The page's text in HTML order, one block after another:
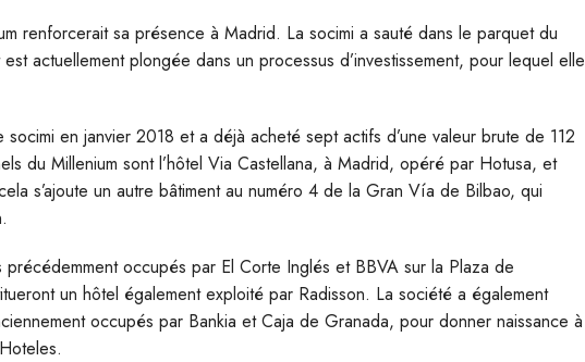
renforcerait sa présence à Madrid. La socimi a sauté dans le parquet du
actuellement plongée dans un processus d’investissement, pour lequel elle
en janvier 2018 et a déjà acheté sept actifs d’une valeur brute de 112
du Millenium sont l’hôtel Via Castellana, à Madrid, opéré par Hotusa, et
s’ajoute un autre bâtiment au numéro 4 de la Gran Vía de Bilbao, qui
occupés par El Corte Inglés et BBVA sur la Plaza de
un hôtel également exploité par Radisson. La société a également
occupés par Bankia et Caja de Granada, pour donner naissance à